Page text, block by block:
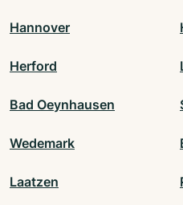
Hannover
Herford
Bad Oeynhausen
Wedemark
Laatzen